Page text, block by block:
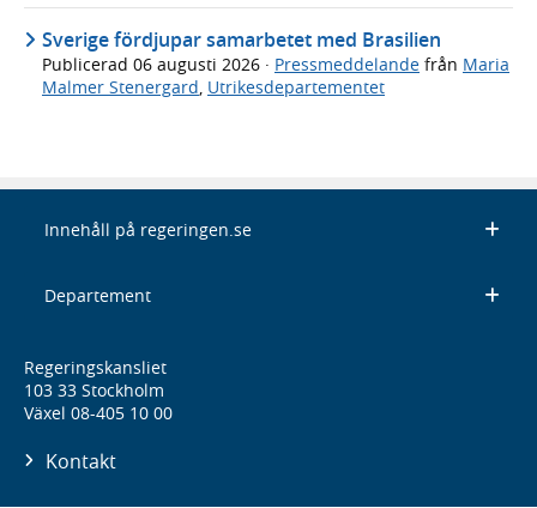
Sverige fördjupar samarbetet med Brasilien
Publicerad 06 augusti 2026 · Pressmeddelande från Maria
Malmer Stenergard, Utrikesdepartementet
Innehåll på regeringen.se
Departement
Regeringskansliet
103 33 Stockholm
Växel 08-405 10 00
Kontakt